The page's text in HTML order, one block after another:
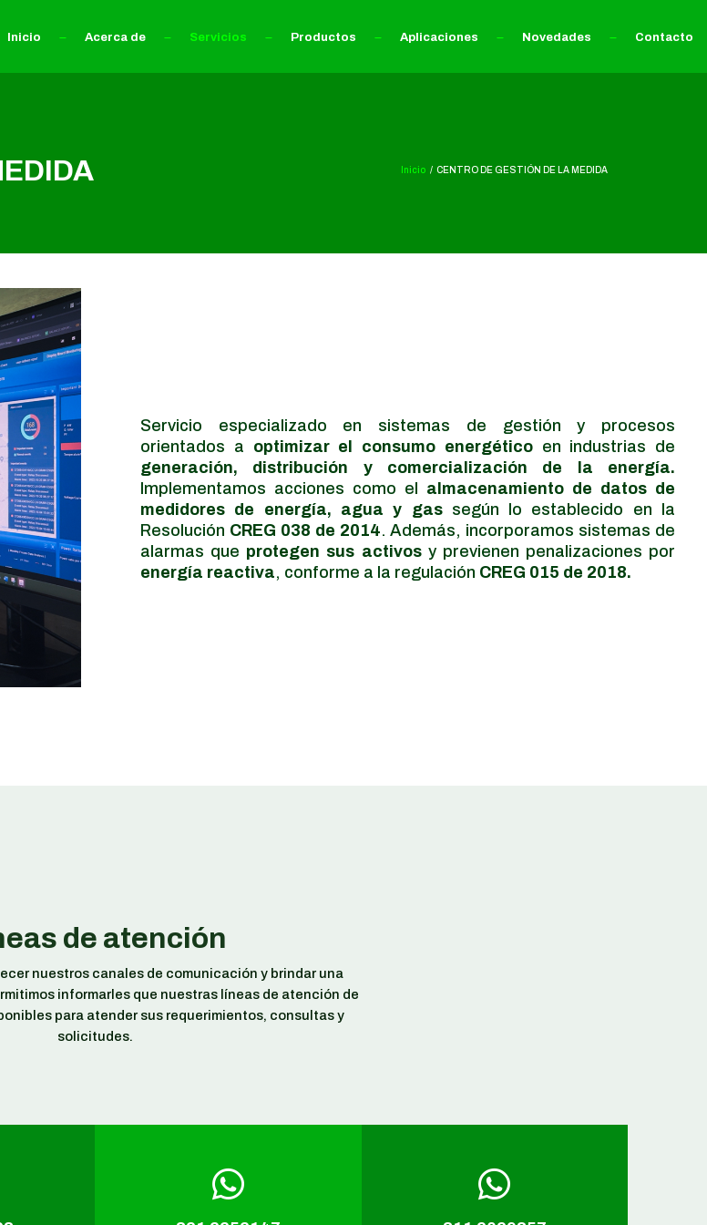
Inicio Acerca de Servicios Productos Aplicaciones Novedades Contacto
Inicio CENTRO DE GESTIÓN DE LA MEDIDA
Servicio especializado en sistemas de gestión y procesos
orientados a optimizar el consumo energéticoen industrias de
generación, distribución y comercialización de la energía.
Implementamos acciones como el almacenamiento de datos de
medidores de energía, agua y gassegún lo establecido en la
Resolución CREG 038 de 2014. Además, incorporamos sistemas de
alarmas que protegen sus activosy previenen penalizaciones por
energía reactiva, conforme a la regulación CREG 015 de 2018.
de atención
nuestros canales de comunicación y brindar una
informarles que nuestras líneas de atención de
para atender sus requerimientos, consultas y
solicitudes.